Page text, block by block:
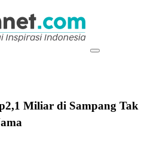
Miliar di Sampang Tak